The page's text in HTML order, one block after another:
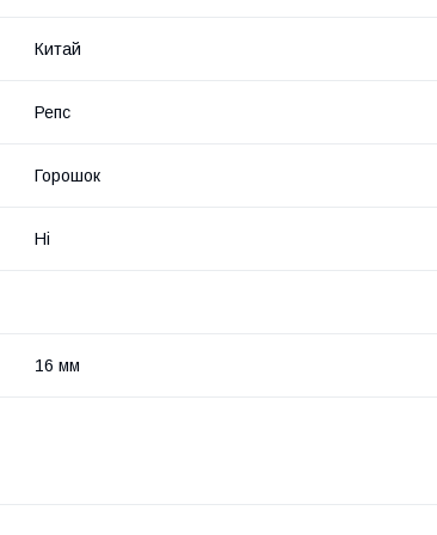
Китай
Репс
Горошок
Ні
16 мм